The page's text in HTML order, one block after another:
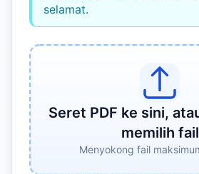
selamat.
Seret PDF ke sini,
memilih fail
Menyokong fail